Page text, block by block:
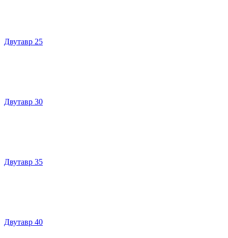
Двутавр 25
Двутавр 30
Двутавр 35
Двутавр 40